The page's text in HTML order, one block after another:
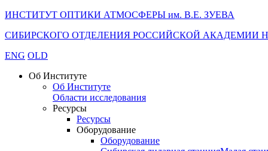
ИНСТИТУТ ОПТИКИ АТМОСФЕРЫ им. В.Е. ЗУЕВА
СИБИРСКОГО ОТДЕЛЕНИЯ РОССИЙСКОЙ АКАДЕМИИ
ENG OLD
Об Институте
Об Институте
Области исследования
Ресурсы
Ресурсы
Оборудование
Оборудование